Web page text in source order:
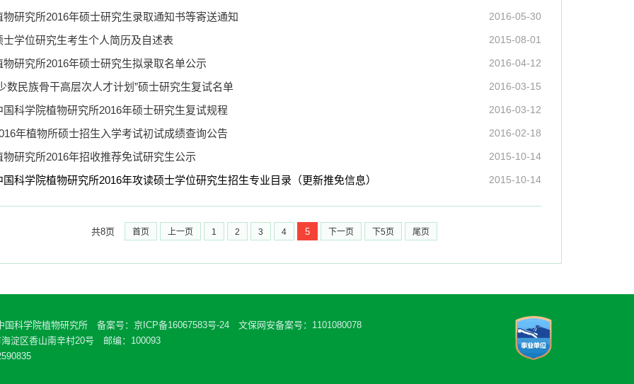
2016-05-30
物研究所2016年硕士研究生录取通知书等寄送通知
2015-08-01
士学位研究生考生个人简历及自述表
2016-04-12
物研究所2016年硕士研究生拟录取名单公示
2016-03-15
数民族骨干高层次人才计划”硕士研究生复试名单
2016-03-12
国科学院植物研究所2016年硕士研究生复试规程
2016-02-18
年植物所硕士招生入学考试初试成绩查询公告
2015-10-14
物研究所2016年招收推荐免试研究生公示
2015-10-14
国科学院植物研究所2016年攻读硕士学位研究生招生专业目录（更新推免信息）
共8页 首页 上一页 1 2 3 4 5 下一页 下5页 尾页
国科学院植物研究所 备案号： 京ICP备16067583号-24 文保网安备案号：1101080078
淀区香山南辛村20号 邮编：100093